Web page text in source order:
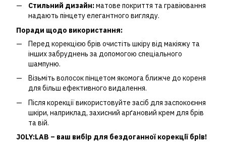
Стильний дизайн:матове покриття та гравіювання
надають пінцету елегантного вигляду.
Поради щодо використання:
Перед корекцією брів очистіть шкіру від макіяжу та
інших забруднень за допомогою спеціального
шампуню.
Візьміть волосок пінцетом якомога ближче до кореня
для більш ефективного видалення.
Після корекції використовуйте засіб для заспокоєння
шкіри, наприклад, захисний арґановий крем для брів
та вій.
JOLY:LAB – ваш вибір для бездоганної корекції брів!